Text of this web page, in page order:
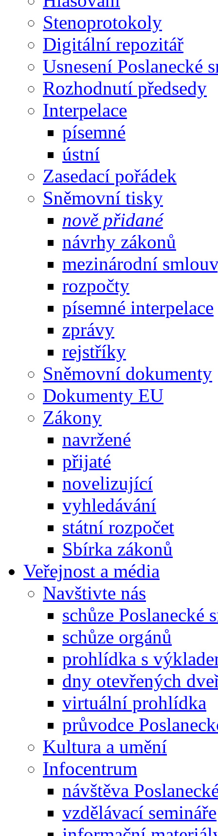
Stenoprotokoly
Digitální repozitář
Usnesení Poslanecké
Rozhodnutí předsedy
Interpelace
písemné
ústní
Zasedací pořádek
Sněmovní tisky
nově přidané
návrhy zákonů
mezinárodní
rozpočty
písemné interpelace
zprávy
rejstříky
Sněmovní dokumenty
Dokumenty EU
Zákony
navržené
přijaté
novelizující
vyhledávání
státní rozpočet
Sbírka zákonů
Veřejnost a média
Navštivte nás
schůze Poslanecké
schůze orgánů
prohlídka s
dny otevřených
virtuální prohlídka
průvodce
Kultura a umění
Infocentrum
návštěva
vzdělávací semináře